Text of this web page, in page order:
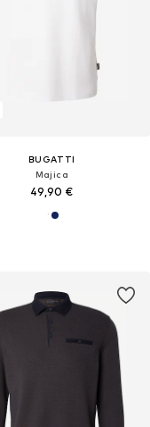
BUGATTI
Majica
49,90 €